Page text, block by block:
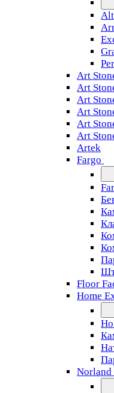
Art
Art
Art
Art
Art
Art
Artek
Fargo
Floor
Home
Norland